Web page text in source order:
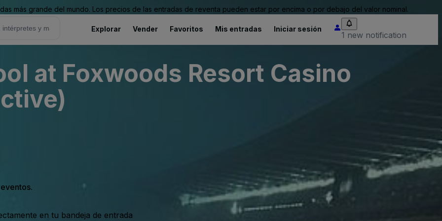
más grande del mundo. Los precios de las entradas de reventa pueden estar por encima o por debajo del valor nominal.
Explorar Vender Favoritos Mis entradas Iniciar sesión
1 new notification
at Foxwoods Resort Casino
en tu bandeja de entrada